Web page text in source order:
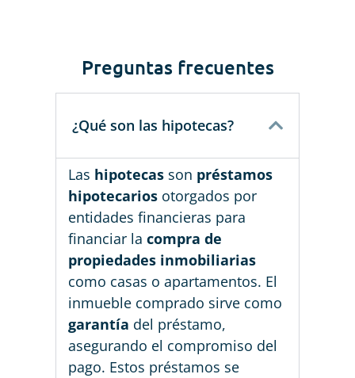
Preguntas frecuentes
¿Qué son las hipotecas?
Las hipotecas son préstamos
hipotecarios otorgados por
entidades financieras para
financiar la compra de
propiedades inmobiliarias
como casas o apartamentos. El
inmueble comprado sirve como
garantía del préstamo,
asegurando el compromiso del
pago. Estos préstamos se